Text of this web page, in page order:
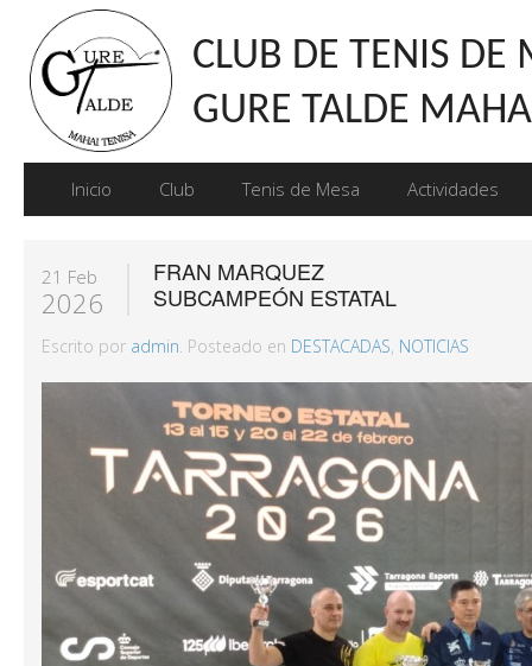
CLUB DE TENIS DE
GURE TALDE
Inicio Club Tenis de Mesa Actividades
21 Feb
2026
FRAN MARQUEZ
SUBCAMPEÓN ESTATAL
Escrito por admin. Posteado en DESTACADAS, NOTICIAS